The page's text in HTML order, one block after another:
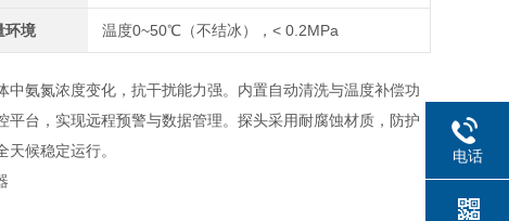
环境 温度0~50℃（不结冰），< 0.2MPa
氨氮浓度变化，抗干扰能力强。内置自动清洗与温度补偿功
台，实现远程预警与数据管理。探头采用耐腐蚀材质，防护
候稳定运行。
电话